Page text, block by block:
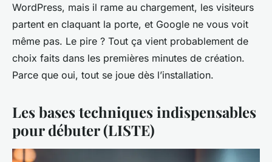
WordPress, mais il rame au chargement, les visiteurs
partent en claquant la porte, et Google ne vous voit
même pas. Le pire ? Tout ça vient probablement de
choix faits dans les premières minutes de création.
Parce que oui, tout se joue dès l’installation.
Les bases techniques indispensables
pour débuter (LISTE)